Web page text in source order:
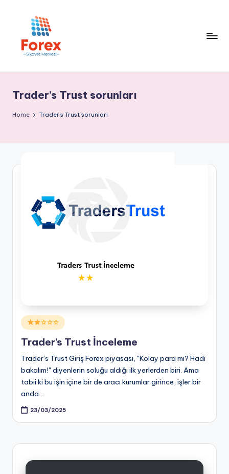
Trader’s Trust sorunları
Home Trader’s Trust sorunları
Posted
in
☆☆☆
Trader’s Trust İnceleme
Trader’s Trust Giriş Forex piyasası, "Kolay para mı? Hadi
bakalım!" diyenlerin soluğu aldığı ilk yerlerden biri. Ama
tabii ki bu işin içine bir de aracı kurumlar girince, işler bir
anda…
23/03/2025